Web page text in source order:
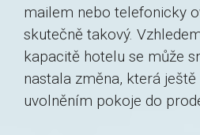
mailem nebo telefonicky
skutečně takový.
kapacitě hotelu se může
nastala změna, která
uvolněním pokoje do